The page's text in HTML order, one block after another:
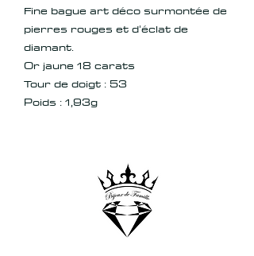
Fine bague art déco surmontée de
pierres rouges et d'éclat de
diamant.
Or jaune 18 carats
Tour de doigt : 53
Poids : 1,93g